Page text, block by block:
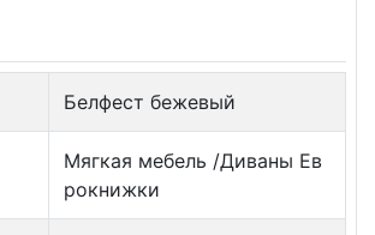
Белфест бежевый
Мягкая мебель /Диваны Ев
рокнижки